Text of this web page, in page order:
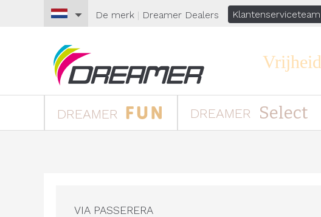
De merk | Dreamer Dealers Klantenserviceteam
Vrijheid
DREAMER DREAMER Select
VIA PASSERERA